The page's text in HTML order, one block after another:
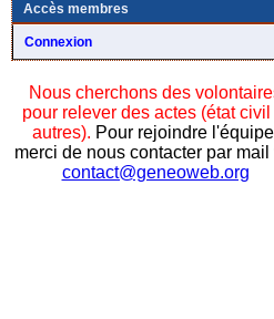
Accès membres
Connexion
Nous cherchons des
pour relever des actes (état civil
autres). Pour rejoindre
merci de nous contacter par mail
contact@geneoweb.org